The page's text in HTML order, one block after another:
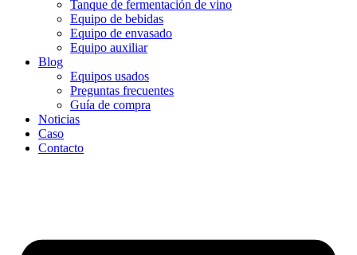
Tanque de fermentación de vino
Equipo de bebidas
Equipo de envasado
Equipo auxiliar
Blog
Equipos usados
Preguntas frecuentes
Guía de compra
Noticias
Caso
Contacto